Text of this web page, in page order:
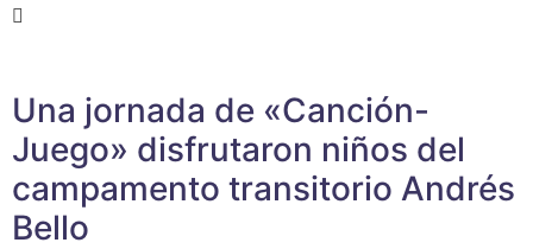
Una jornada de «Canción-
Juego» disfrutaron niños del
campamento transitorio Andrés
Bello